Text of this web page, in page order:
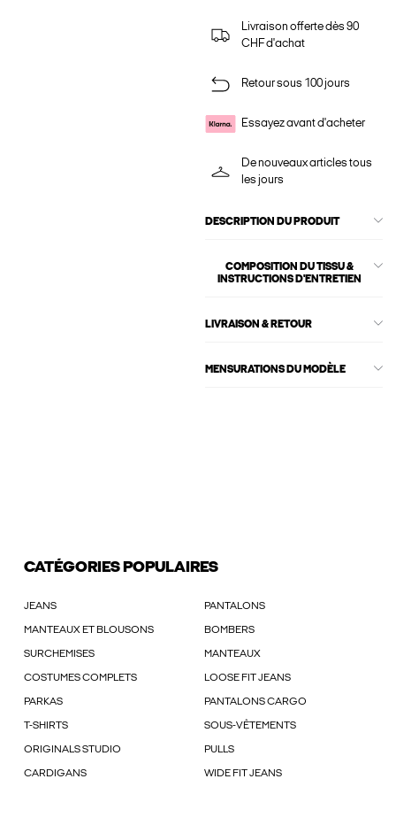
Livraison offerte dès 90
CHF d'achat
Retour sous 100 jours
Essayez avant d'acheter
De nouveaux articles tous
les jours
DESCRIPTION DU PRODUIT
COMPOSITION DU TISSU &
INSTRUCTIONS D'ENTRETIEN
LIVRAISON & RETOUR
MENSURATIONS DU MODÈLE
CATÉGORIES POPULAIRES
JEANS PANTALONS
MANTEAUX ET BLOUSONS BOMBERS
SURCHEMISES MANTEAUX
COSTUMES COMPLETS LOOSE FIT JEANS
PARKAS PANTALONS CARGO
T-SHIRTS SOUS-VÊTEMENTS
ORIGINALS STUDIO PULLS
CARDIGANS WIDE FIT JEANS